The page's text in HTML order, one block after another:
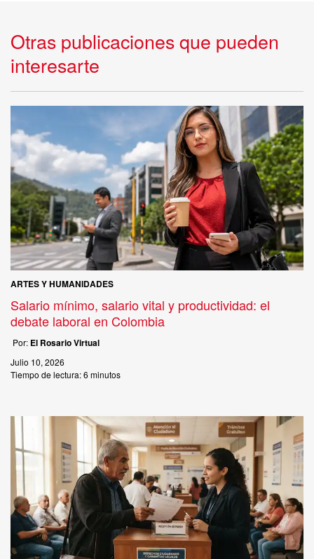
Otras publicaciones que pueden
interesarte
ARTES Y HUMANIDADES
Salario mínimo, salario vital y productividad: el
debate laboral en Colombia
Por: El Rosario Virtual
Julio 10, 2026
Tiempo de lectura:6 minutos